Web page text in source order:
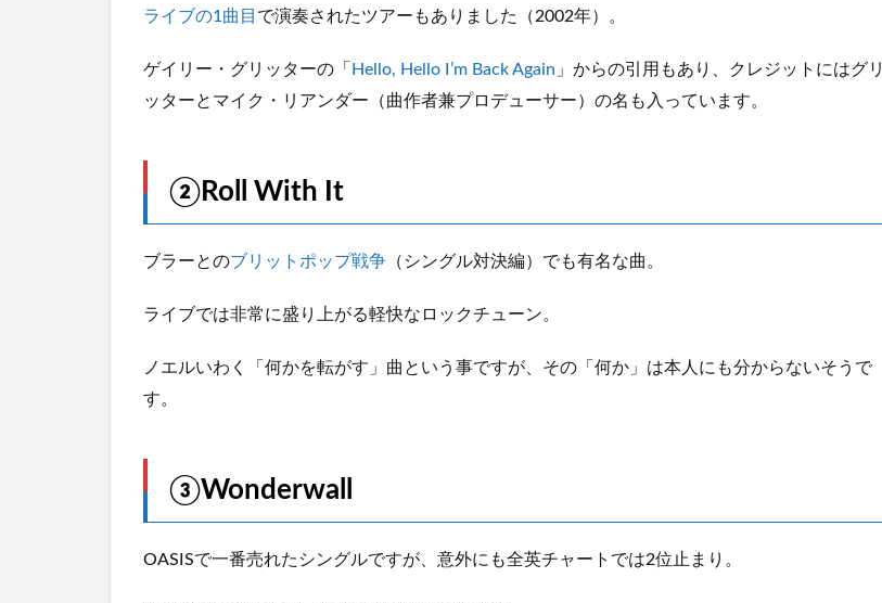
ライブの1曲目 で演奏されたツアーもありました（2002年）。
ゲイリー・グリッターの「 Hello, Hello I’m Back Again 」からの引用もあり、クレジットにはグリ
ッターとマイク・リアンダー（曲作者兼プロデューサー）の名も入っています。
②Roll With It
ブラーとのブリットポップ戦争 （シングル対決編）でも有名な曲。
ライブでは非常に盛り上がる軽快なロックチューン。
ノエルいわく「何かを転がす」曲という事ですが、その「何か」は本人にも分からないそうで
す。
③Wonderwall
OASISで一番売れたシングルですが、意外にも全英チャートでは2位止まり。